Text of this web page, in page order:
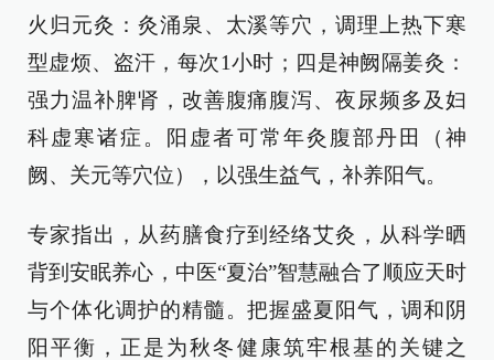
火归元灸：灸涌泉、太溪等穴，调理上热下寒
型虚烦、盗汗，每次1小时；四是神阙隔姜灸：
强力温补脾肾，改善腹痛腹泻、夜尿频多及妇
科虚寒诸症。阳虚者可常年灸腹部丹田（神
阙、关元等穴位），以强生益气，补养阳气。
专家指出，从药膳食疗到经络艾灸，从科学晒
背到安眠养心，中医“夏治”智慧融合了顺应天时
与个体化调护的精髓。把握盛夏阳气，调和阴
阳平衡，正是为秋冬健康筑牢根基的关键之